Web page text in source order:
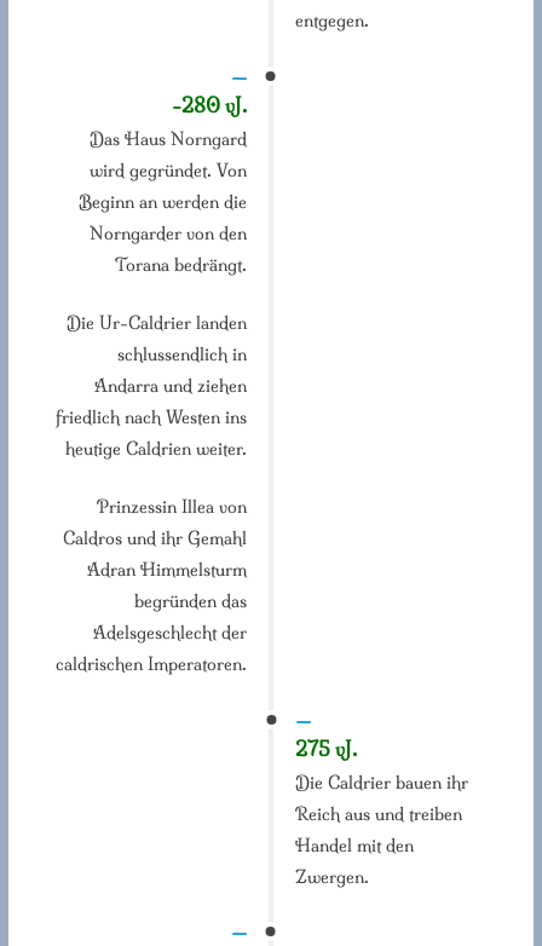
entgegen.
—
-280 vJ.
Das Haus Norngard
wird gegründet. Von
Beginn an werden die
Norngarder von den
Torana bedrängt.
Die Ur-Caldrier landen
schlussendlich in
Andarra und ziehen
friedlich nach Westen ins
heutige Caldrien weiter.
Prinzessin Illea von
Caldros und ihr Gemahl
Adran Himmelsturm
begründen das
Adelsgeschlecht der
caldrischen Imperatoren.
—
275 vJ.
Die Caldrier bauen ihr
Reich aus und treiben
Handel mit den
Zwergen.
—